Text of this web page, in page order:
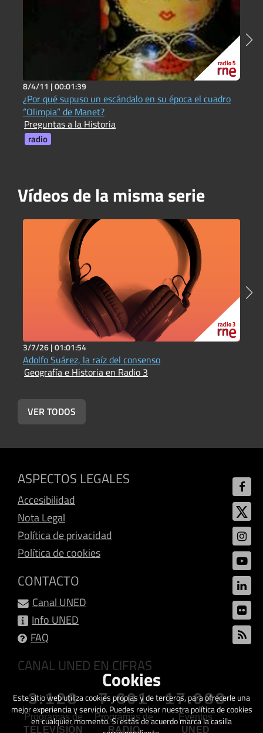
8/4/11 |00:01:39
¿Por qué supuso un escándalo en su época el cuadro
“Olimpia” de Manet?
Preguntas a la Historia
radio
Vídeos de la misma serie
3/7/26 |01:01:54
Adolfo Suárez, la raíz del consenso
Geografía e Historia en Radio 3
VER TODOS
ASPECTOS LEGALES
Accesibilidad
Nota Legal
Política de privacidad
Política de cookies
CONTACTO
Canal UNED
Info UNED
FAQ
CANAL UNED EN CIFRAS
3.128
Programas de
TELEVISIÓN
7.601
Programas de
RADIO
17.088
Eventos
UNED
Cookies
Este sitio web utiliza cookies propias y de terceros, para ofrecerle una
mejor experiencia y servicio. Puedes revisar nuestra política de cookies
en cualquier momento. Si estás de acuerdo marca la casilla